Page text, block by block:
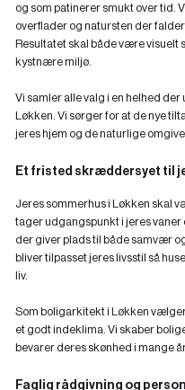
og som patinerer smukt over tid.
overflader og natursten der
Resultatet skal både være
kystnære miljø.
Vi samler alle valg i en helhed
Løkken. Vi sørger for at de nye
jeres hjem og de naturlige
Et fristed skræddersyet til
Jeres sommerhus i Løkken skal
tager udgangspunkt i jeres vaner
der giver plads til både samvær
bliver tilpasset jeres livsstil så
liv.
Som boligarkitekt i Løkken
et godt indeklima. Vi skaber
bevarer deres skønhed i mange
Faglig rådgivning og